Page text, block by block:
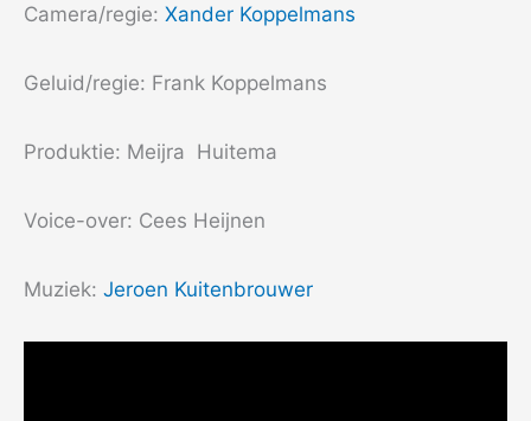
Camera/regie: Xander Koppelmans
Geluid/regie: Frank Koppelmans
Produktie: Meijra Huitema
Voice-over: Cees Heijnen
Muziek: Jeroen Kuitenbrouwer